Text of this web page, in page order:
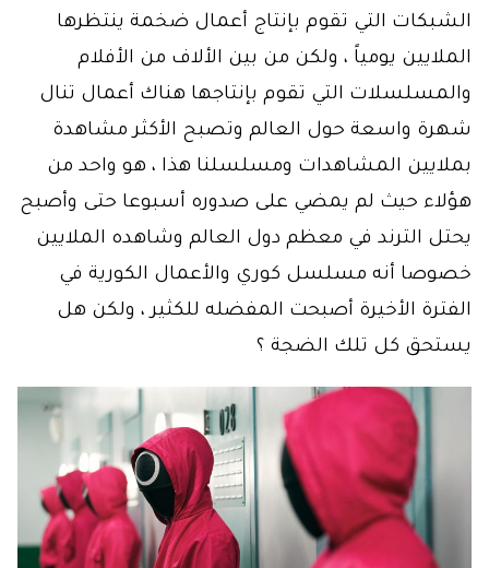
الشبكات التي تقوم بإنتاج أعمال ضخمة ينتظرها
الملايين يومياً ، ولكن من بين الألاف من الأفلام
والمسلسلات التي تقوم بإنتاجها هناك أعمال تنال
شهرة واسعة حول العالم وتصبح الأكثر مشاهدة
بملايين المشاهدات ومسلسلنا هذا ، هو واحد من
هؤلاء حيث لم يمضي على صدوره أسبوعا حتى وأصبح
يحتل الترند في معظم دول العالم وشاهده الملايين
خصوصا أنه مسلسل كوري والأعمال الكورية في
الفترة الأخيرة أصبحت المفضله للكثير ، ولكن هل
يستحق كل تلك الضجة ؟